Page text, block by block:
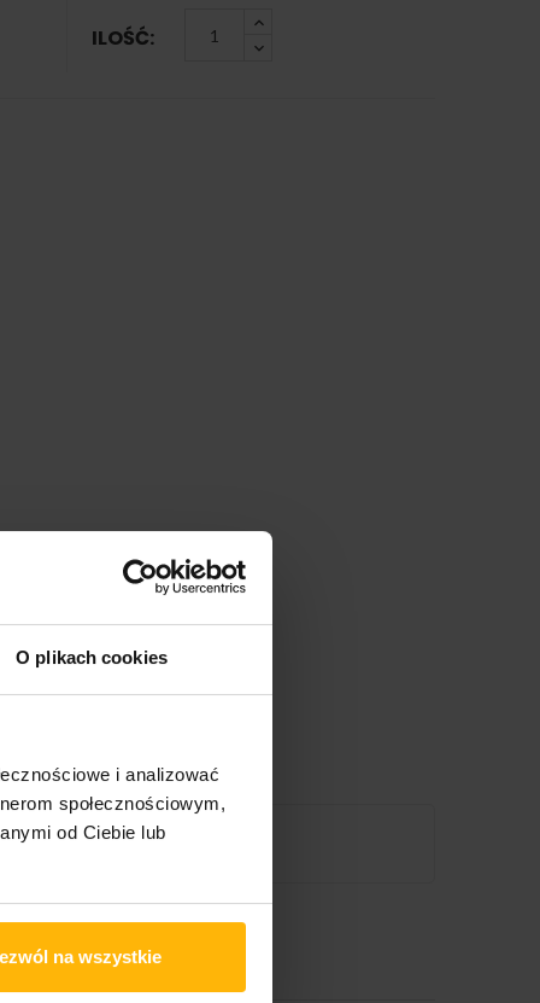
O plikach cookies
i analizować
społecznościowym,
od Ciebie lub
na wszystkie
ILOŚĆ: